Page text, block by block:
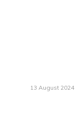
13 August 2024